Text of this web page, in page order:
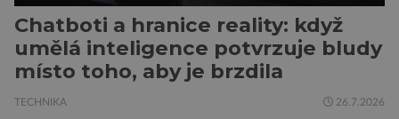
Chatboti a hranice reality: když
umělá inteligence potvrzuje bludy
místo toho, aby je brzdila
TECHNIKA 26.7.2026